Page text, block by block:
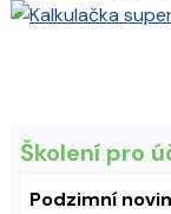
Školení pro
Podzimní